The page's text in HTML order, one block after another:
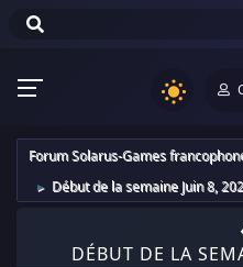
Forum Solarus-Games
► Début de la semaine Juin 8,
DÉBUT DE LA